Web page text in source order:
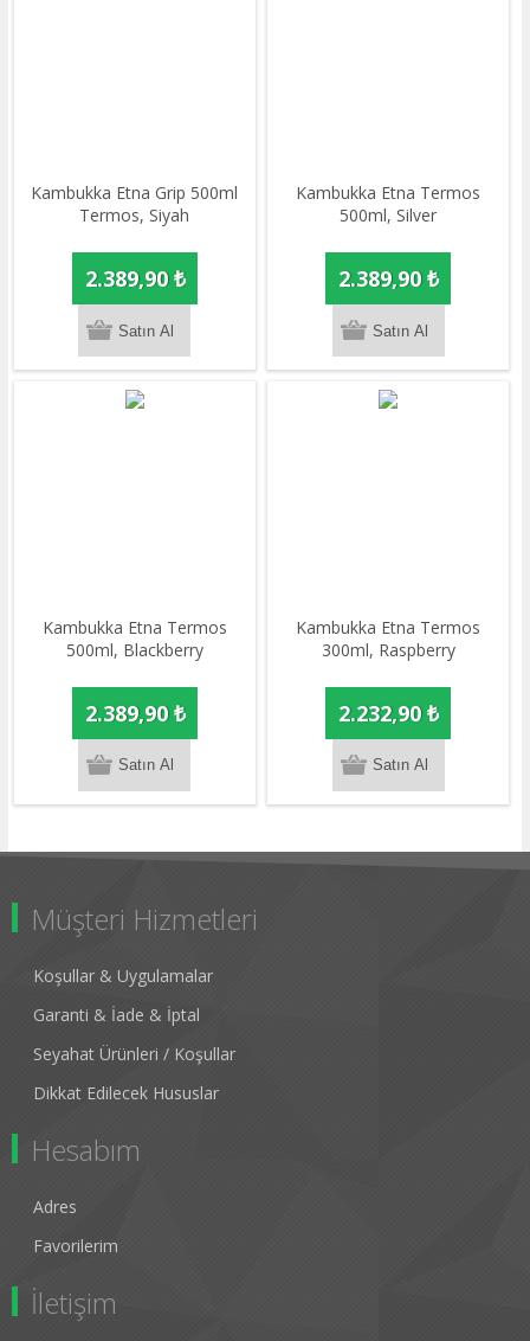
Kambukka Etna Grip 500ml
Termos, Siyah
2.389,90 ₺
​Kambukka Etna Termos
500ml, Silver
2.389,90 ₺
​Kambukka Etna Termos
500ml, Blackberry
2.389,90 ₺
​Kambukka Etna Termos
300ml, Raspberry
2.232,90 ₺
Müşteri Hizmetleri
Koşullar & Uygulamalar
Garanti & İade & İptal
Seyahat Ürünleri / Koşullar
Dikkat Edilecek Hususlar
Hesabım
Adres
Favorilerim
İletişim